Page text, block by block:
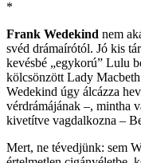
*
Frank Wedekind nem
svéd drámaírótól. Jó kis
kevésbé „egykorú” Lulu
kölcsönzött Lady
Wedekind úgy álcázza
vérdrámájának –, mintha
kivetítve vagdalkozna –
Mert, ne tévedjünk: sem